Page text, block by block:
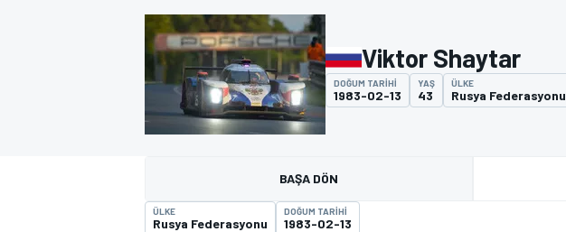
MOTOGP
Viktor Shaytar
DOĞUM TARIHI
1983-02-13
YAŞ
43
ÜLKE
Rusya Federasyonu
BAŞA DÖN
ÜLKE
Rusya Federasyonu
DOĞUM TARIHI
1983-02-13